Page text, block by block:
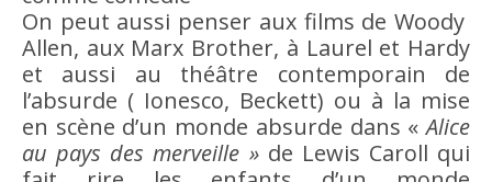
On peut aussi penser aux films de Woody
Allen, aux Marx Brother, à Laurel et Hardy
et aussi au théâtre contemporain de
l’absurde ( Ionesco, Beckett) ou à la mise
en scène d’un monde absurde dans «Alice
au pays des merveille » de Lewis Caroll qui